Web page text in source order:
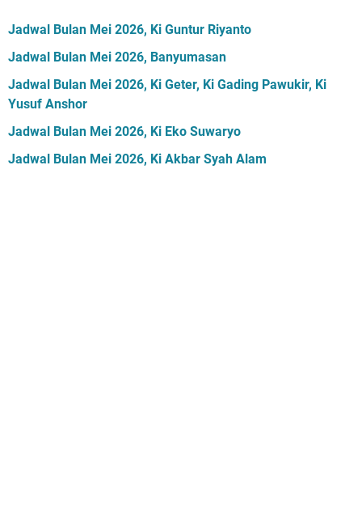
Jadwal Bulan Mei 2026, Ki Guntur Riyanto
Jadwal Bulan Mei 2026, Banyumasan
Jadwal Bulan Mei 2026, Ki Geter, Ki Gading Pawukir, Ki
Yusuf Anshor
Jadwal Bulan Mei 2026, Ki Eko Suwaryo
Jadwal Bulan Mei 2026, Ki Akbar Syah Alam